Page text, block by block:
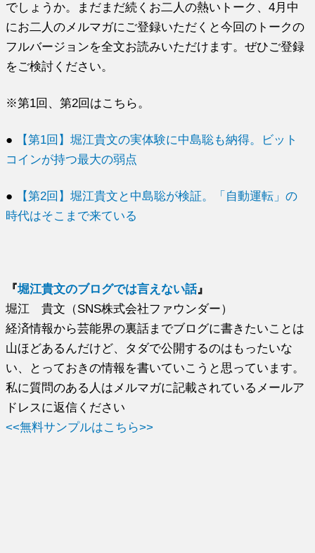
でしょうか。まだまだ続くお二人の熱いトーク、4月中
にお二人のメルマガにご登録いただくと今回のトークの
フルバージョンを全文お読みいただけます。ぜひご登録
をご検討ください。
※第1回、第2回はこちら。
●
【第1回】堀江貴文の実体験に中島聡も納得。ビット
コインが持つ最大の弱点
●
【第2回】堀江貴文と中島聡が検証。「自動運転」の
時代はそこまで来ている
『堀江貴文のブログでは言えない話』
堀江 貴文（SNS株式会社ファウンダー）
経済情報から芸能界の裏話までブログに書きたいことは
山ほどあるんだけど、タダで公開するのはもったいな
い、とっておきの情報を書いていこうと思っています。
私に質問のある人はメルマガに記載されているメールア
ドレスに返信ください
<<無料サンプルはこちら>>